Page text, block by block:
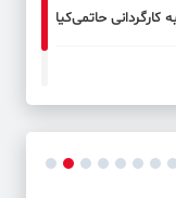
کارگردانی حاتمی‌کیا
است